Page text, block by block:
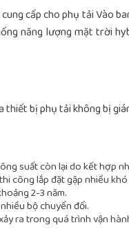
cấp cho phụ tải Vào
năng lượng mặt trời
bị phụ tải không bị
suất còn lại do kết hợp
công lắp đặt gặp nhiều khó
2-3 năm.
bộ chuyển đổi.
ra trong quá trình vận